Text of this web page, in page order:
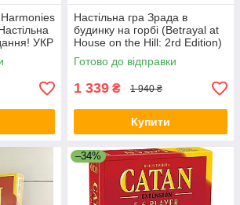
УКР
Настільна гра Зрада в
будинку на горбі (Betrayal at
House on the Hill: 2rd Edition)
+ правила УКРАЇНСЬКОЮ
Готово до відправки
1 339 ₴ 1 940 ₴
Купити
–34%